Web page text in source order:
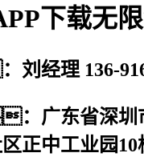
下载无
刘经理 136-
广东省深圳
正中工业园